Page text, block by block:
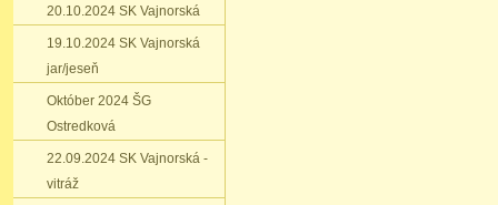
20.10.2024 SK Vajnorská
19.10.2024 SK Vajnorská
jar/jeseň
Október 2024 ŠG
Ostredková
22.09.2024 SK Vajnorská -
vitráž